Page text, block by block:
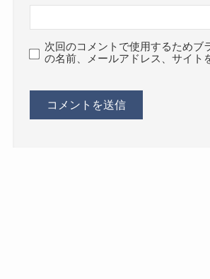
次回のコメントで使用するためブ
の名前、メールアドレス、サイト